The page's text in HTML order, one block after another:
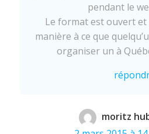
pendant le
Le format est ouvert
manière à ce que
organiser un à
moritz